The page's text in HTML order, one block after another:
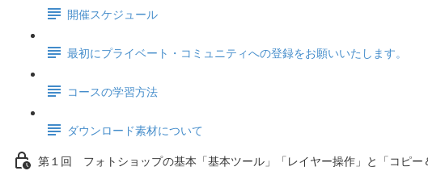
開催スケジュール
最初にプライベート・コミュニティへの登録をお願いいたします。
コースの学習方法
ダウンロード素材について
第１回 フォトショップの基本「基本ツール」「レイヤー操作」と「コピー